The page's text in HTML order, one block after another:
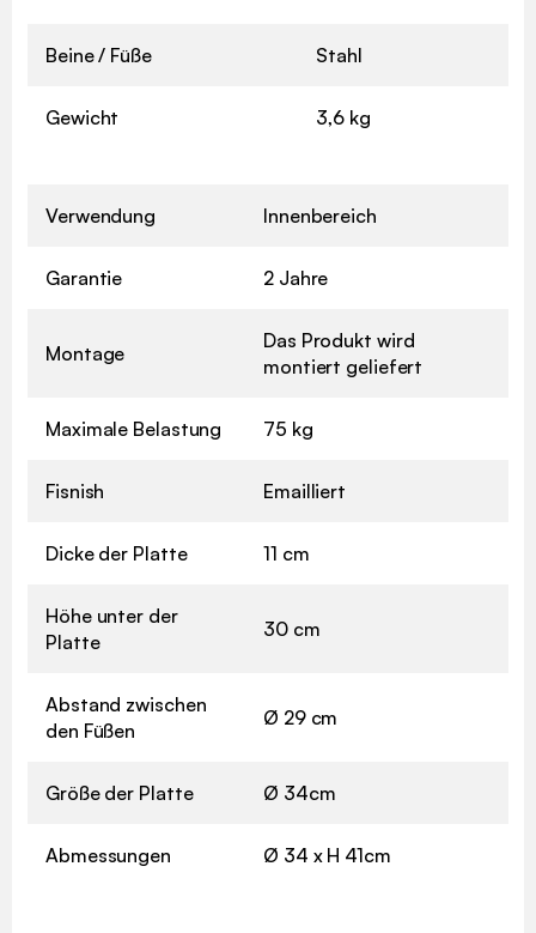
Beine / Füße Stahl
Gewicht 3,6 kg
Verwendung Innenbereich
Garantie 2 Jahre
Montage
Das Produkt wird
montiert geliefert
Maximale Belastung 75 kg
Fisnish Emailliert
Dicke der Platte 11 cm
Höhe unter der
Platte
30 cm
Abstand zwischen
den Füßen
Ø 29 cm
Größe der Platte Ø 34cm
Abmessungen Ø 34 x H 41cm